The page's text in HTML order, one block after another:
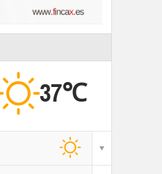
37℃